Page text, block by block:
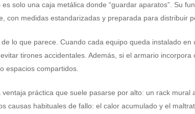
solo una caja metálica donde “guardar aparatos”. Su
con medidas estandarizadas y preparada para distribuir
lo que parece. Cuando cada equipo queda instalado
tirones accidentales. Además, si el armario
espacios compartidos.
ventaja práctica que suele pasarse por alto: un rack
causas habituales de fallo: el calor acumulado y el